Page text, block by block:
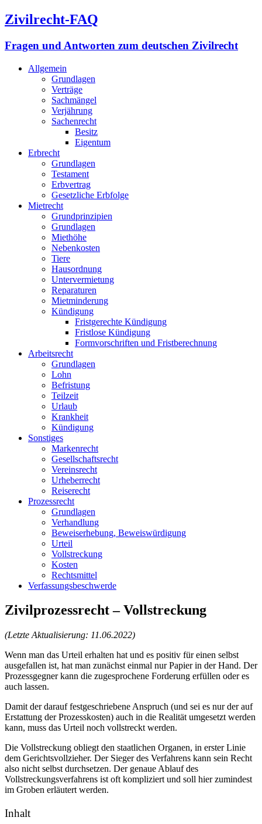
Zivilrecht-FAQ
Fragen und Antworten zum deutschen Zivilrecht
Allgemein
Grundlagen
Verträge
Sachmängel
Verjährung
Sachenrecht
Besitz
Eigentum
Erbrecht
Grundlagen
Testament
Erbvertrag
Gesetzliche Erbfolge
Mietrecht
Grundprinzipien
Grundlagen
Miethöhe
Nebenkosten
Tiere
Hausordnung
Untervermietung
Reparaturen
Mietminderung
Kündigung
Fristgerechte Kündigung
Fristlose Kündigung
Formvorschriften und Fristberechnung
Arbeitsrecht
Grundlagen
Lohn
Befristung
Teilzeit
Urlaub
Krankheit
Kündigung
Sonstiges
Markenrecht
Gesellschaftsrecht
Vereinsrecht
Urheberrecht
Reiserecht
Prozessrecht
Grundlagen
Verhandlung
Beweiserhebung, Beweiswürdigung
Urteil
Vollstreckung
Kosten
Rechtsmittel
Verfassungsbeschwerde
Zivilprozessrecht – Vollstreckung
(Letzte Aktualisierung: 11.06.2022)
Wenn man das Urteil erhalten hat und es positiv für einen selbst
ausgefallen ist, hat man zunächst einmal nur Papier in der Hand. Der
Prozessgegner kann die zugesprochene Forderung erfüllen oder es
auch lassen.
Damit der darauf festgeschriebene Anspruch (und sei es nur der auf
Erstattung der Prozesskosten) auch in die Realität umgesetzt werden
kann, muss das Urteil noch vollstreckt werden.
Die Vollstreckung obliegt den staatlichen Organen, in erster Linie
dem Gerichtsvollzieher. Der Sieger des Verfahrens kann sein Recht
also nicht selbst durchsetzen. Der genaue Ablauf des
Vollstreckungsverfahrens ist oft kompliziert und soll hier zumindest
im Groben erläutert werden.
Inhalt